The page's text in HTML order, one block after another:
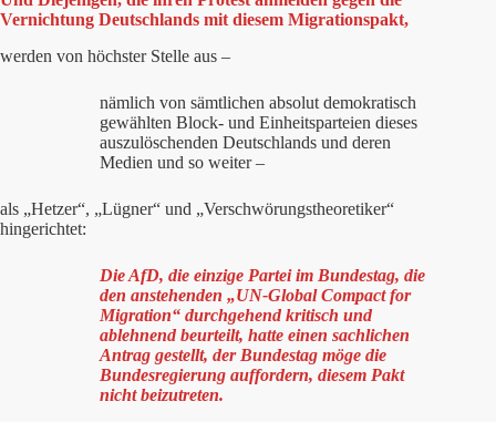
Vernichtung Deutschlands mit diesem Migrationspakt,
werden von höchster Stelle aus –
nämlich von sämtlichen absolut demokratisch
gewählten Block- und Einheitsparteien dieses
auszulöschenden Deutschlands und deren
Medien und so weiter –
als „Hetzer“, „Lügner“ und „Verschwörungstheoretiker“
hingerichtet:
Die AfD, die einzige Partei im Bundestag, die
den anstehenden „UN-Global Compact for
Migration“ durchgehend kritisch und
ablehnend beurteilt, hatte einen sachlichen
Antrag gestellt, der Bundestag möge die
Bundesregierung auffordern, diesem Pakt
nicht beizutreten.